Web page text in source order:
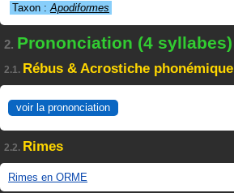
Taxon :Apodiformes
2. Prononciation (4 syllabes)
2.1. Rébus & Acrostiche phonémique
voir la prononciation
2.2. Rimes
Rimes en ORME